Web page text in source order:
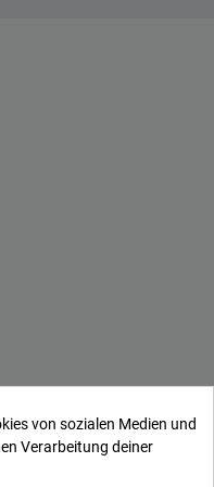
von sozialen Medien und
Verarbeitung deiner